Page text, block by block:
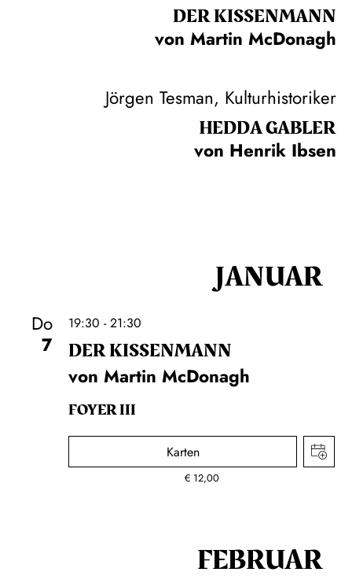
DER KISSEN­MANN
von Martin McDonagh
Jörgen Tesman, Kulturhistoriker
HEDDA GABLER
von Henrik Ibsen
JANUAR
Do
7
19:30 - 21:30
DER KISSEN­MANN
von Martin McDonagh
FOYER III
Karten
€ 12,00
FEBRUAR